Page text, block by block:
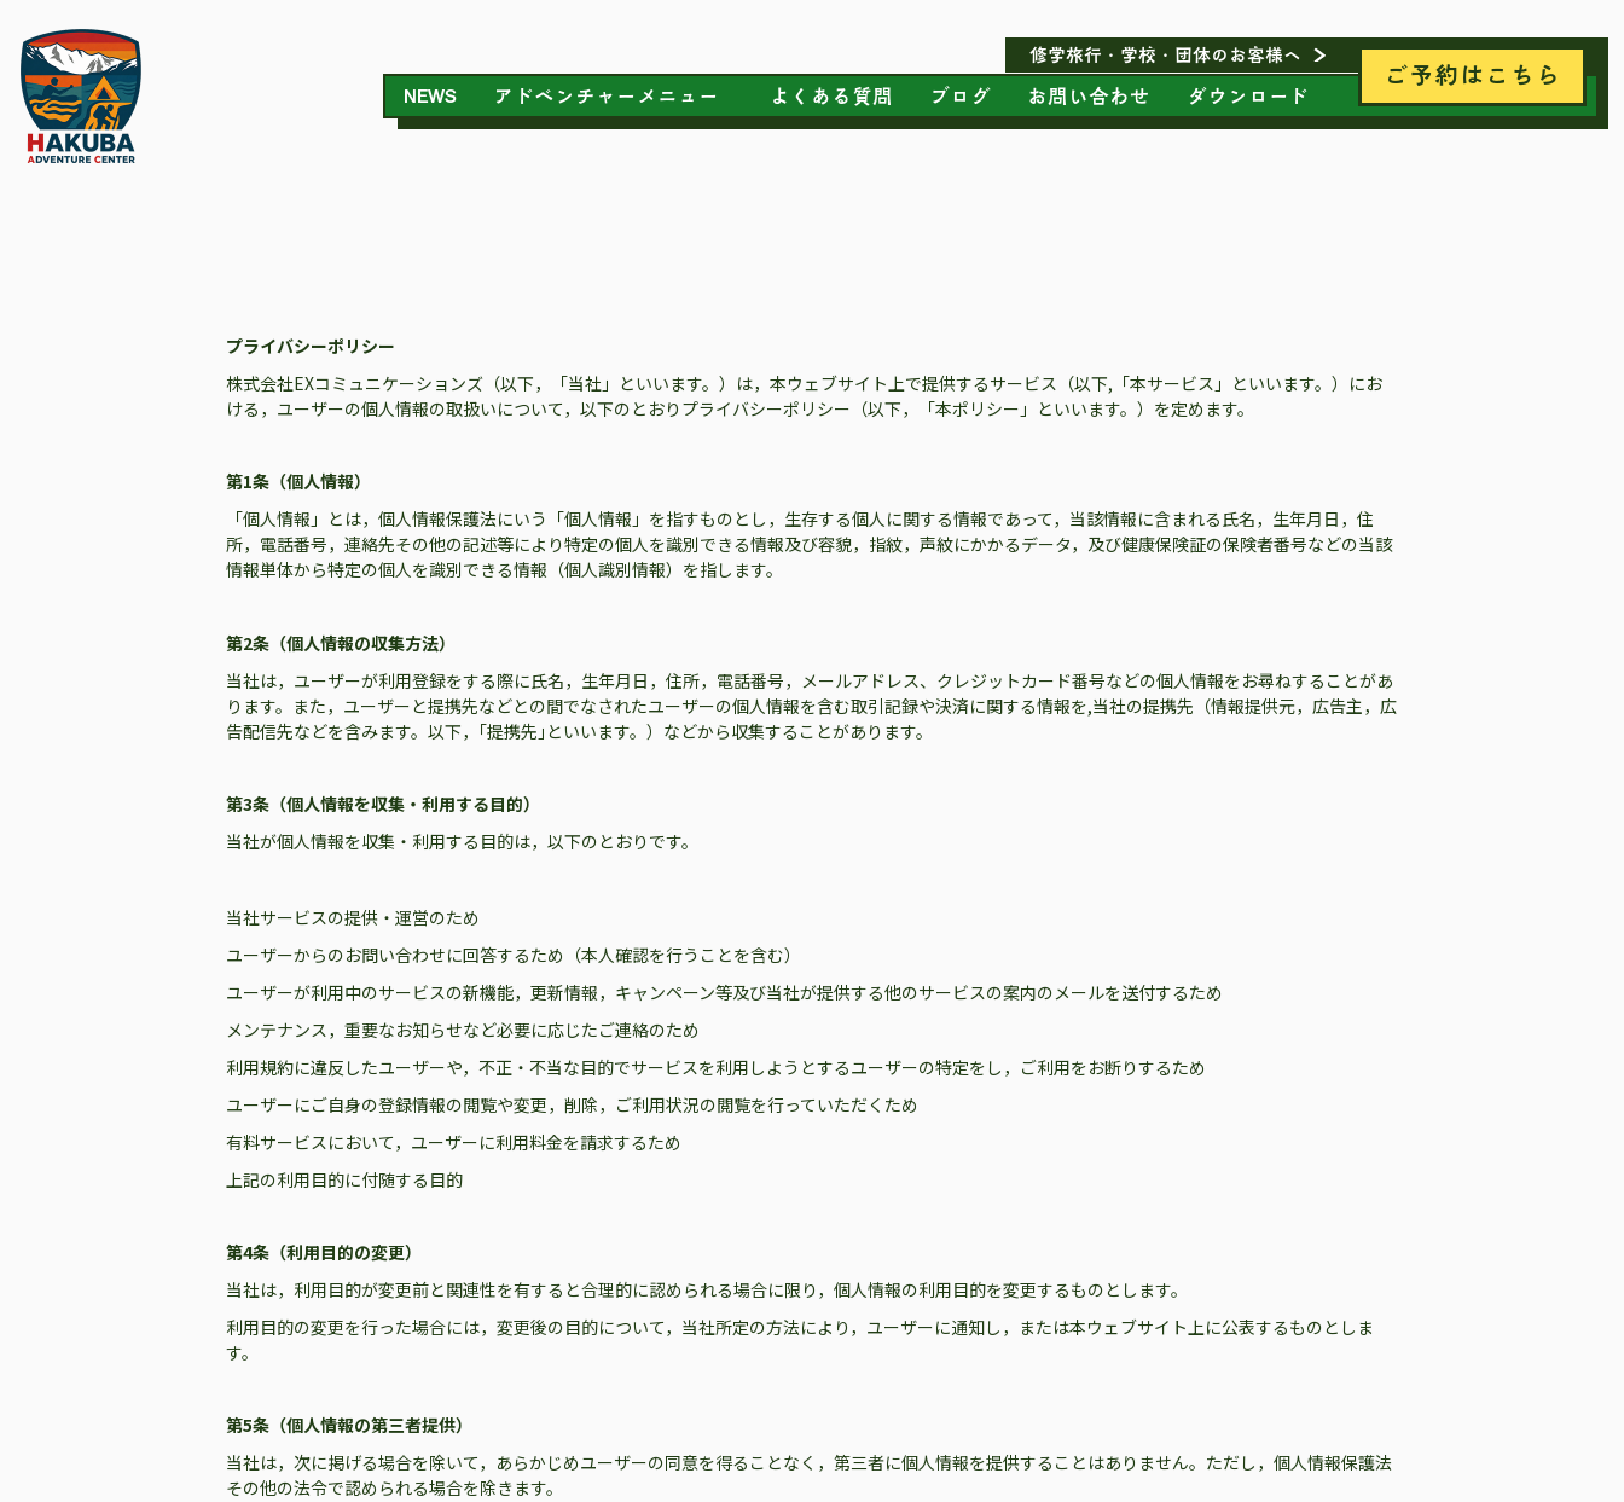
NEWS アドベンチャーメニュー よくある質問 ブログ お問い合わせ ダウンロード
修学旅行・学校・団体のお客様へ
ご予約はこちら
プライバシーポリシー
株式会社EXコミュニケーションズ（以下，「当社」といいます。）は，本ウェブサイト上で提供するサービス（以下,「本サービス」といいます。）にお
ける，ユーザーの個人情報の取扱いについて，以下のとおりプライバシーポリシー（以下，「本ポリシー」といいます。）を定めます。
第1条（個人情報）
「個人情報」とは，個人情報保護法にいう「個人情報」を指すものとし，生存する個人に関する情報であって，当該情報に含まれる氏名，生年月日，住
所，電話番号，連絡先その他の記述等により特定の個人を識別できる情報及び容貌，指紋，声紋にかかるデータ，及び健康保険証の保険者番号などの当該
情報単体から特定の個人を識別できる情報（個人識別情報）を指します。
第2条（個人情報の収集方法）
当社は，ユーザーが利用登録をする際に氏名，生年月日，住所，電話番号，メールアドレス、クレジットカード番号などの個人情報をお尋ねすることがあ
ります。また，ユーザーと提携先などとの間でなされたユーザーの個人情報を含む取引記録や決済に関する情報を,当社の提携先（情報提供元，広告主，広
告配信先などを含みます。以下，｢提携先｣といいます。）などから収集することがあります。
第3条（個人情報を収集・利用する目的）
当社が個人情報を収集・利用する目的は，以下のとおりです。
当社サービスの提供・運営のため
ユーザーからのお問い合わせに回答するため（本人確認を行うことを含む）
ユーザーが利用中のサービスの新機能，更新情報，キャンペーン等及び当社が提供する他のサービスの案内のメールを送付するため
メンテナンス，重要なお知らせなど必要に応じたご連絡のため
利用規約に違反したユーザーや，不正・不当な目的でサービスを利用しようとするユーザーの特定をし，ご利用をお断りするため
ユーザーにご自身の登録情報の閲覧や変更，削除，ご利用状況の閲覧を行っていただくため
有料サービスにおいて，ユーザーに利用料金を請求するため
上記の利用目的に付随する目的
第4条（利用目的の変更）
当社は，利用目的が変更前と関連性を有すると合理的に認められる場合に限り，個人情報の利用目的を変更するものとします。
利用目的の変更を行った場合には，変更後の目的について，当社所定の方法により，ユーザーに通知し，または本ウェブサイト上に公表するものとしま
す。
第5条（個人情報の第三者提供）
当社は，次に掲げる場合を除いて，あらかじめユーザーの同意を得ることなく，第三者に個人情報を提供することはありません。ただし，個人情報保護法
その他の法令で認められる場合を除きます。